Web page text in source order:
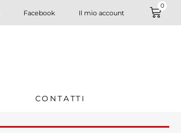
Facebook Il mio account
0
CONTATTI